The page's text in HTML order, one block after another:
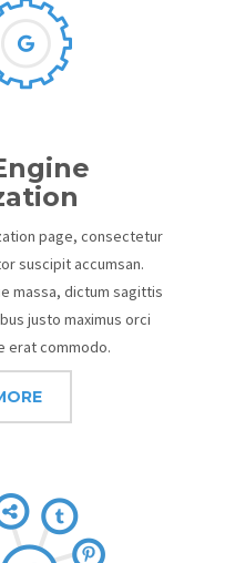
page, consectetur
suscipit accumsan.
massa, dictum sagittis
justo maximus orci
erat commodo.